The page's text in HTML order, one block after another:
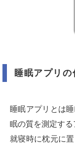
睡眠アプリ
睡眠アプリとは
眠の質を測定する
就寝時に枕元に